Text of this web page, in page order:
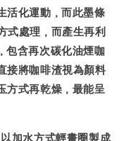
活化運動，而此墨條
式處理，而產生再利
包含再次碳化油煙咖
接將咖啡渣視為顏料
方式再乾燥，最能呈
加水方式輕畫圈製成